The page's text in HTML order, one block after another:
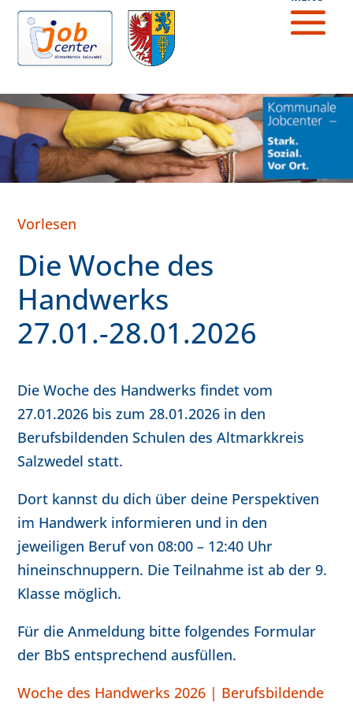
Vorlesen
Die Woche des
Handwerks
27.01.-28.01.2026
Die Woche des Handwerks findet vom
27.01.2026 bis zum 28.01.2026 in den
Berufsbildenden Schulen des Altmarkkreis
Salzwedel statt.
Dort kannst du dich über deine Perspektiven
im Handwerk informieren und in den
jeweiligen Beruf von 08:00 – 12:40 Uhr
hineinschnuppern. Die Teilnahme ist ab der 9.
Klasse möglich.
Für die Anmeldung bitte folgendes Formular
der BbS entsprechend ausfüllen.
Woche des Handwerks 2026 | Berufsbildende